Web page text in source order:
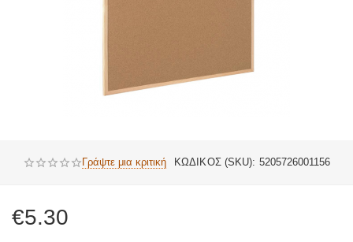
Γράψτε μια κριτική ΚΩΔΙΚΟΣ (SKU): 5205726001156
€5.30